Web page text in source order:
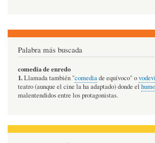
Palabra más buscada
comedia de enredo
1.Llamada también "comediade equívoco" o
teatro (aunque el cine la ha adaptado) donde el
malentendidos entre los protagonistas.